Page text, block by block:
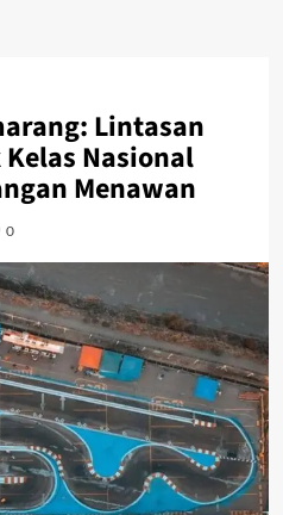
Lintasan
Nasional
Menawan
0